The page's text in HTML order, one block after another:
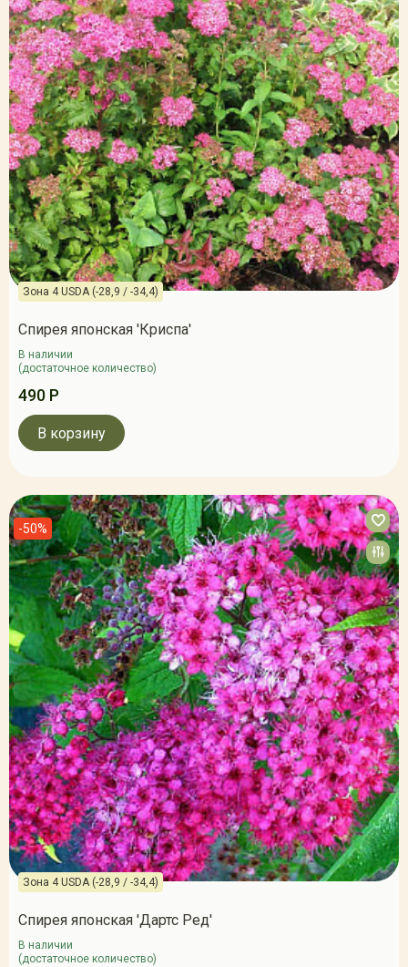
Зона 4 USDA (-28,9 / -34,4)
Спирея японская 'Криспа'
В наличии
(достаточное количество)
490 Р
В корзину
-50%
Зона 4 USDA (-28,9 / -34,4)
Спирея японская 'Дартс Ред'
В наличии
(достаточное количество)